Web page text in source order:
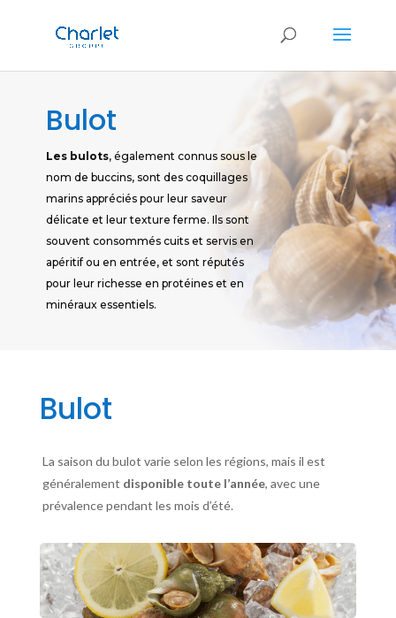
Bulot
Les bulots, également connus sous le
nom de buccins, sont des coquillages
marins appréciés pour leur saveur
délicate et leur texture ferme. Ils sont
souvent consommés cuits et servis en
apéritif ou en entrée, et sont réputés
pour leur richesse en protéines et en
minéraux essentiels.
Bulot
La saison du bulot varie selon les régions, mais il est
généralement disponible toute l’année, avec une
prévalence pendant les mois d’été.